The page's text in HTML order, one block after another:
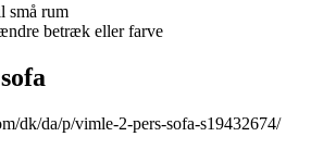
små rum
betræk eller farve
dk/da/p/vimle-2-pers-sofa-s19432674/